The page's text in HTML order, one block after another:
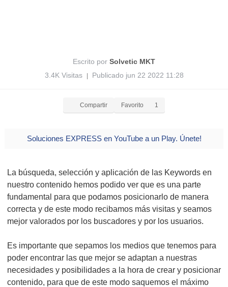
Escrito por Solvetic MKT
3.4K Visitas
Publicado jun 22 2022 11:28
Compartir Favorito 1
Soluciones EXPRESS en YouTube a un Play. Únete!
La búsqueda, selección y aplicación de las Keywords en
nuestro contenido hemos podido ver que es una parte
fundamental para que podamos posicionarlo de manera
correcta y de este modo recibamos más visitas y seamos
mejor valorados por los buscadores y por los usuarios.
Es importante que sepamos los medios que tenemos para
poder encontrar las que mejor se adaptan a nuestras
necesidades y posibilidades a la hora de crear y posicionar
contenido, para que de este modo saquemos el máximo